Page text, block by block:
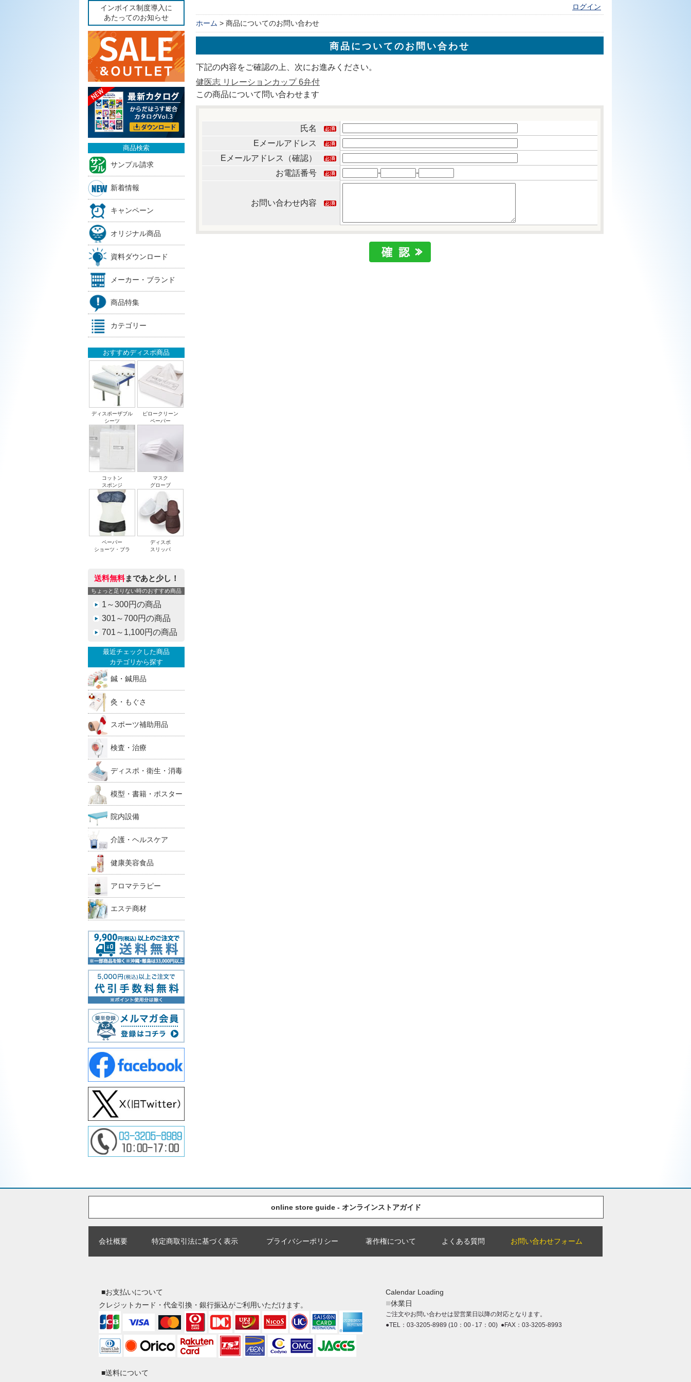
インボイス制度導入に
あたってのお知らせ
商品検索
サンプル請求
新着情報
キャンペーン
オリジナル商品
資料ダウンロード
メーカー・ブランド
商品特集
カテゴリー
おすすめディスポ商品
ディスポーザブル
シーツ
ピロークリーン
ペーパー
コットン
スポンジ
マスク
グローブ
ペーパー
ショーツ・ブラ
ディスポ
スリッパ
送料無料まであと少し！
ちょっと足りない時のおすすめ商品
1～300円の商品
301～700円の商品
701～1,100円の商品
最近チェックした商品
カテゴリから探す
鍼・鍼用品
灸・もぐさ
スポーツ補助用品
検査・治療
ディスポ・衛生・消毒
模型・書籍・ポスター
院内設備
介護・ヘルスケア
健康美容食品
アロマテラピー
エステ商材
ログイン
ホーム > 商品についてのお問い合わせ
商品についてのお問い合わせ
下記の内容をご確認の上、次にお進みください。
健医志 リレーションカップ 6弁付
この商品について問い合わせます
氏名
Eメールアドレス
Eメールアドレス（確認）
お電話番号
- -
お問い合わせ内容
online store guide - オンラインストアガイド
会社概要 特定商取引法に基づく表示 プライバシーポリシー 著作権について よくある質問 お問い合わせフォーム
■お支払いについて
クレジットカード・代金引換・銀行振込がご利用いただけます。
■送料について
Calendar Loading
■休業日
ご注文やお問い合わせは翌営業日以降の対応となります。
●TEL：03-3205-8989 (10：00 - 17：00) ●FAX：03-3205-8993